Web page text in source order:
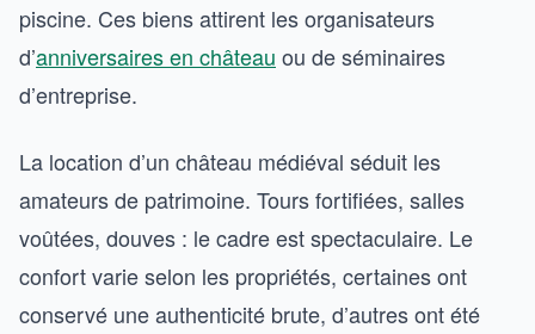
piscine. Ces biens attirent les organisateurs
d’anniversaires en château ou de séminaires
d’entreprise.
La location d’un château médiéval séduit les
amateurs de patrimoine. Tours fortifiées, salles
voûtées, douves : le cadre est spectaculaire. Le
confort varie selon les propriétés, certaines ont
conservé une authenticité brute, d’autres ont été